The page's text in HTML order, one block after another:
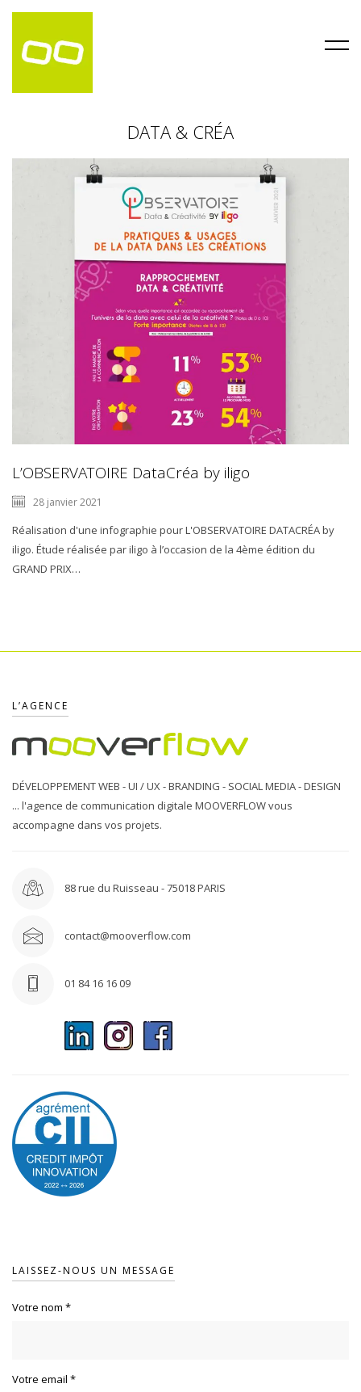
DATA & CRÉA
L’OBSERVATOIRE DataCréa by iligo
28 janvier 2021
Réalisation d'une infographie pour L'OBSERVATOIRE DATACRÉA by
iligo. Étude réalisée par iligo à l’occasion de la 4ème édition du
GRAND PRIX…
L’AGENCE
DÉVELOPPEMENT WEB - UI / UX - BRANDING - SOCIAL MEDIA - DESIGN
... l'agence de communication digitale MOOVERFLOW vous
accompagne dans vos projets.
88 rue du Ruisseau - 75018 PARIS
contact@mooverflow.com
01 84 16 16 09
LAISSEZ-NOUS UN MESSAGE
Votre nom *
Votre email *